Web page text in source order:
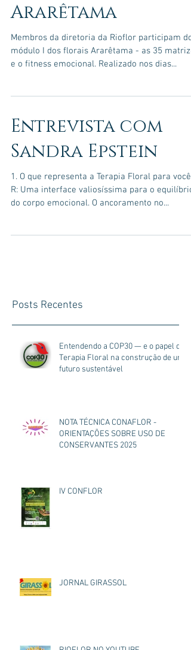
Ararêtama
Membros da diretoria da Rioflor participam do
módulo I dos florais Ararêtama - as 35
e o fitness emocional. Realizado nos dias...
Entrevista com
Sandra Epstein
1. O que representa a Terapia Floral para você?
R: Uma interface valiosíssima para o equilíbrio
do corpo emocional. O ancoramento no...
Posts Recentes
Entendendo a COP30 — e o papel da
Terapia Floral na construção de um
futuro sustentável
NOTA TÉCNICA CONAFLOR -
ORIENTAÇÕES SOBRE USO DE
CONSERVANTES 2025
IV CONFLOR
JORNAL GIRASSOL